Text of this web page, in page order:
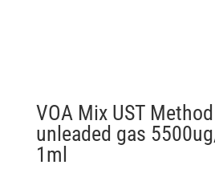
VOA Mix UST
unleaded gas
1ml